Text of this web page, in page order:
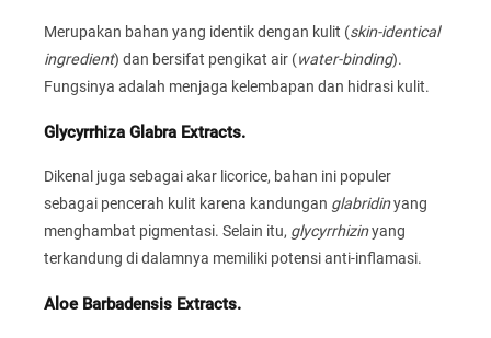
Merupakan bahan yang identik dengan kulit (skin-identical
ingredient) dan bersifat pengikat air (water-binding).
Fungsinya adalah menjaga kelembapan dan hidrasi kulit.
Glycyrrhiza Glabra Extracts.
Dikenal juga sebagai akar licorice, bahan ini populer
sebagai pencerah kulit karena kandungan glabridinyang
menghambat pigmentasi. Selain itu, glycyrrhizinyang
terkandung di dalamnya memiliki potensi anti-inflamasi.
Aloe Barbadensis Extracts.